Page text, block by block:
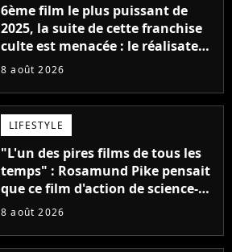
6ème film le plus puissant de
2025, la suite de cette franchise
culte est menacée : le réalisateur
claque la porte pour "différends
8 août 2026
LIFESTYLE
"L'un des pires films de tous les
temps" : Rosamund Pike pensait
que ce film d'action de science-
fiction avec Dwayne Johnson
8 août 2026